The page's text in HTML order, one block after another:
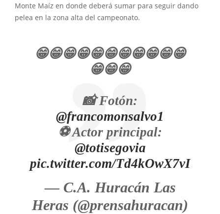
Monte Maíz en donde deberá sumar para seguir dando
pelea en la zona alta del campeonato.
😁😁😁😁😁😁😁😁😁😁😁
😁😁😁
📸 Fotón:
@francomonsalvo1
⚽️ Actor principal:
@totisegovia
pic.twitter.com/Td4kOwX7vI
— C.A. Huracán Las
Heras (@prensahuracan)